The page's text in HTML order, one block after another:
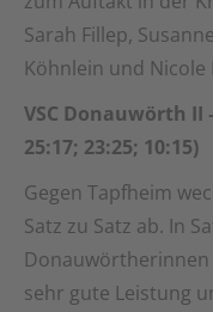
Sarah Fillep,
Köhnlein und
VSC Donauwörth II
25:17; 23:25; 10:15)
Gegen Tapfheim
Satz zu Satz ab. In
sehr gute Leistung